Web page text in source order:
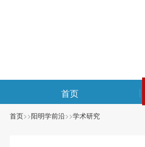
首页
首页>>阳明学前沿>>学术研究